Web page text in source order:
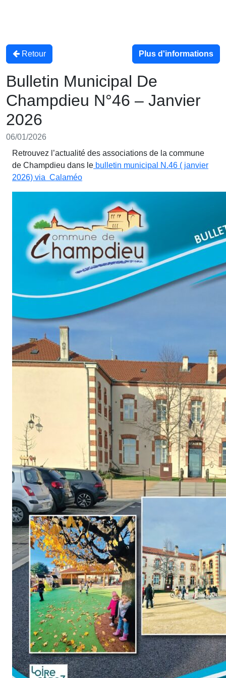
Retour Plus d'informations
Bulletin Municipal De
Champdieu N°46 – Janvier
2026
06/01/2026
Retrouvez l’actualité des associations de la commune
de Champdieu dans le bulletin municipal N.46 ( janvier
2026) via Calaméo